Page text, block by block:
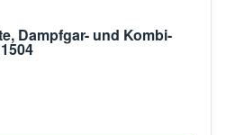
Dampfgar- und Kombi-